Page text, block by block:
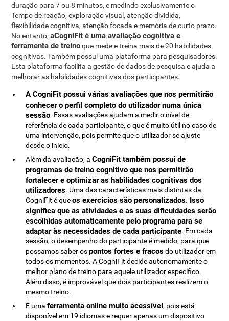
duração para 7 ou 8 minutos, e medindo exclusivamente o
Tempo de reação, exploração visual, atenção dividida,
flexibilidade cognitiva, atenção focada e memória de curto prazo.
No entanto,aCogniFit é uma avaliação cognitiva e
ferramenta de treinoque mede e treina mais de 20 habilidades
cognitivas. Também possui uma plataforma para pesquisadores.
Esta plataforma facilita a gestão de dados de pesquisa e ajuda a
melhorar as habilidades cognitivas dos participantes.
A CogniFit possui várias avaliações que nos permitirão
conhecer o perfil completo do utilizador numa única
sessão. Essas avaliações ajudam a medir o nível de
referência de cada participante, o que é muito útil no caso de
uma intervenção, pois permite que o utilizador se ajuste
desde o início.
Além da avaliação, aCogniFit também possui de
programas de treino cognitivo que nos permitirão
fortalecer e optimizar as habilidades cognitivas dos
utilizadores. Uma das características mais distintas da
CogniFit é queos exercícios são personalizados. Isso
significa que as atividades e as suas dificuldades serão
escolhidas automaticamente pelo programa para se
adaptar às necessidades de cada participante. Em cada
sessão, o desempenho do participante é medido, para que
possamos saber ospontos fortes e fracosdo utilizador em
todos os momentos. A CogniFit decide autonomamente o
melhor plano de treino para aquele utilizador específico.
Além disso, é improvável que dois participantes realizem o
mesmo treino.
É umaferramenta online muito acessível, pois está
disponível em 19 idiomas e requer apenas um dispositivo